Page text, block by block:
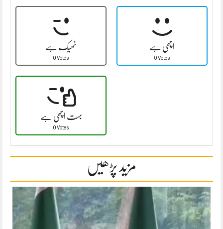
ٹھیک ہے
0 Votes
اچھی ہے
0 Votes
بہت اچھی ہے
0 Votes
مزید پڑھیں